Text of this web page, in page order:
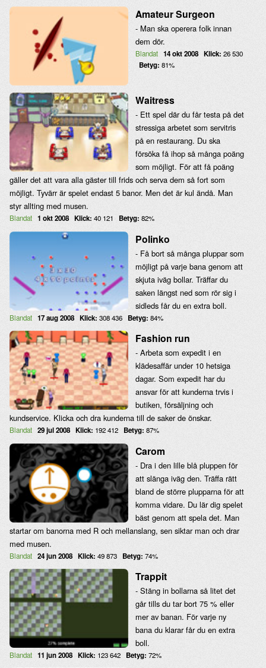
Amateur Surgeon
- Man ska operera folk innan
dem dör.
Blandat 14 okt 2008 Klick: 26 530
Betyg: 81%
Waitress
- Ett spel där du får testa på det
stressiga arbetet som servitris
på en restaurang. Du ska
försöka få ihop så många poäng
som möjligt. För att få poäng
gäller det att vara alla gäster till frids och serva dem så fort som
möjligt. Tyvärr är spelet endast 5 banor. Men det är kul ändå. Man
styr allting med musen.
Blandat 1 okt 2008 Klick: 40 121 Betyg: 82%
Polinko
- Få bort så många pluppar som
möjligt på varje bana genom att
skjuta iväg bollar. Träffar du
saken längst ned som rör sig i
sidleds får du en extra boll.
Blandat 17 aug 2008 Klick: 308 436 Betyg: 84%
Fashion run
- Arbeta som expedit i en
klädesaffär under 10 hetsiga
dagar. Som expedit har du
ansvar för att kunderna trvis i
butiken, försäljning och
kundservice. Klicka och dra kunderna till de saker de önskar.
Blandat 29 jul 2008 Klick: 192 412 Betyg: 87%
Carom
- Dra i den lille blå pluppen för
att slänga iväg den. Träffa rätt
bland de större plupparna för att
komma vidare. Du lär dig spelet
bäst genom att spela det. Man
startar om banorna med R och mellanslang, sen siktar man och drar
med musen.
Blandat 24 jun 2008 Klick: 49 873 Betyg: 74%
Trappit
- Stäng in bollarna så litet det
går tills du tar bort 75 % eller
mer av banan. För varje ny
bana du klarar får du en extra
boll.
Blandat 11 jun 2008 Klick: 123 642 Betyg: 72%